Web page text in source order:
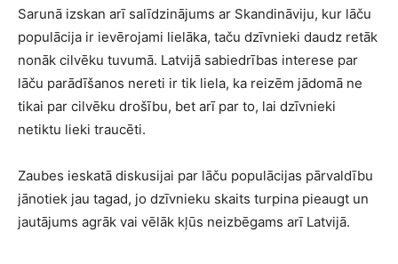
Sarunā izskan arī salīdzinājums ar Skandināviju, kur lāču
populācija ir ievērojami lielāka, taču dzīvnieki daudz retāk
nonāk cilvēku tuvumā. Latvijā sabiedrības interese par
lāču parādīšanos nereti ir tik liela, ka reizēm jādomā ne
tikai par cilvēku drošību, bet arī par to, lai dzīvnieki
netiktu lieki traucēti.
Zaubes ieskatā diskusijai par lāču populācijas pārvaldību
jānotiek jau tagad, jo dzīvnieku skaits turpina pieaugt un
jautājums agrāk vai vēlāk kļūs neizbēgams arī Latvijā.